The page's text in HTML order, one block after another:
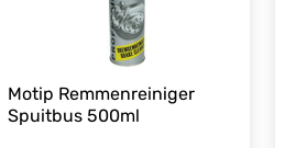
Motip Remmenreiniger
Spuitbus 500ml